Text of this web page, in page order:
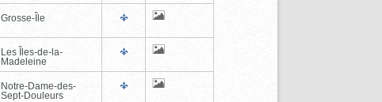
Grosse-Île
Les Îles-de-la-
Madeleine
Notre-Dame-des-
Sept-Douleurs